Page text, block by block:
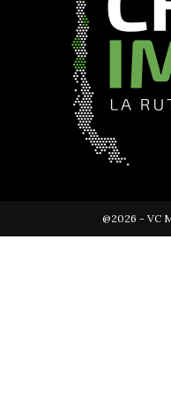
@2026 - VC